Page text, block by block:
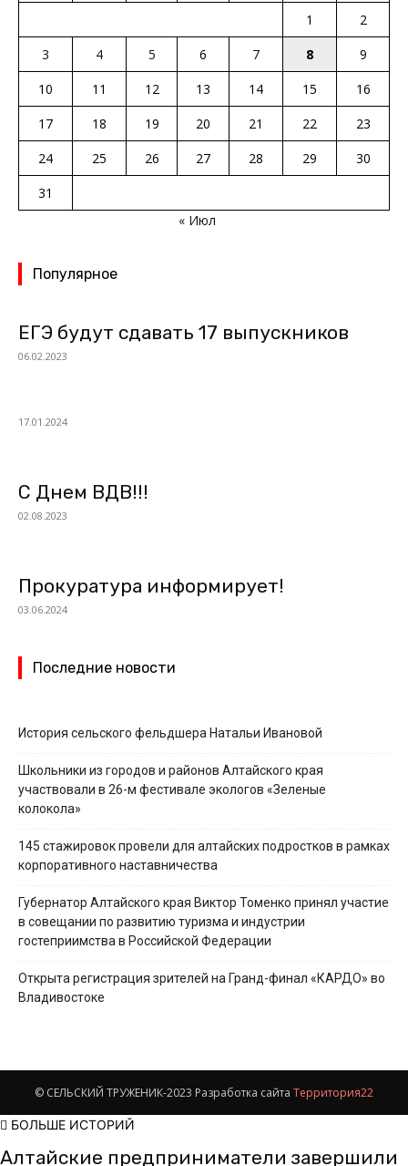
1
2
3
4 5 6 7 8
9
10
11 12 13 14 15
16
17
18 19 20 21 22
23
24
25 26 27 28 29
30
31
« Июл
Популярное
ЕГЭ будут сдавать 17 выпускников
06.02.2023
17.01.2024
С Днем ВДВ!!!
02.08.2023
Прокуратура информирует!
03.06.2024
Последние новости
История сельского фельдшера Натальи Ивановой
Школьники из городов и районов Алтайского края
участвовали в 26-м фестивале экологов «Зеленые
колокола»
145 стажировок провели для алтайских подростков в рамках
корпоративного наставничества
Губернатор Алтайского края Виктор Томенко принял участие
в совещании по развитию туризма и индустрии
гостеприимства в Российской Федерации
Открыта регистрация зрителей на Гранд-финал «КАРДО» во
Владивостоке
© СЕЛЬСКИЙ ТРУЖЕНИК-2023 Разработка сайта Территория22
БОЛЬШЕ ИСТОРИЙ
Алтайские предприниматели завершили